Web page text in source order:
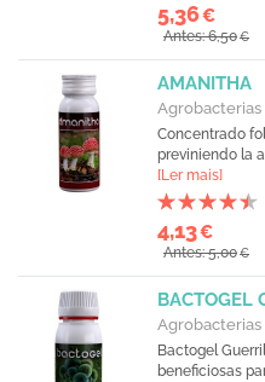
5,36€
Antes: 6,50€
AMANITHA
Agrobacterias
Concentrado
previniendo la
[Ler mais]
4,13€
Antes: 5,00€
BACTOGEL
Agrobacterias
Bactogel
beneficiosas